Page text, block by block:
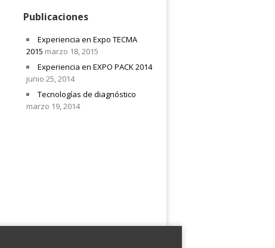
Publicaciones
Experiencia en Expo TECMA
2015 marzo 18, 2015
Experiencia en EXPO PACK 2014
junio 25, 2014
Tecnologías de diagnóstico
marzo 19, 2014